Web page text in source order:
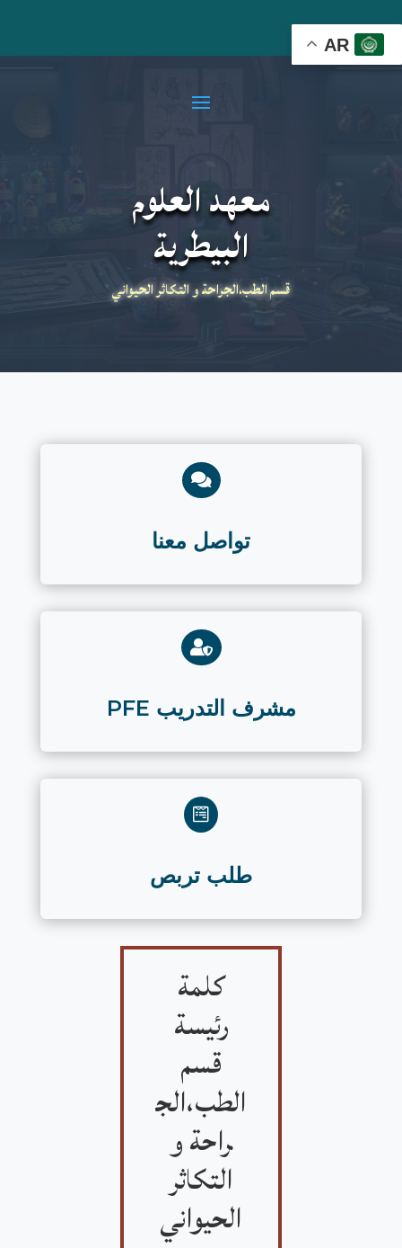
AR
معهد العلوم
البيطرية
قسم الطب،الجراحة و التكاثر الحيواني

تواصل معنا

مشرف التدريب PFE

طلب تربص
كلمة
رئيسة
قسم
الطب،الج
راحة و
التكاثر
الحيواني